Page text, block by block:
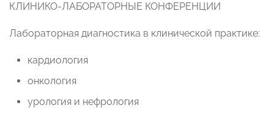
КЛИНИКО-ЛАБОРАТОРНЫЕ КОНФЕРЕНЦИИ
Лабораторная диагностика в клинической практике:
кардиология
онкология
урология и нефрология